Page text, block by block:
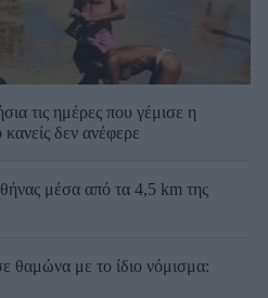
τις ημέρες που γέμισε η
δεν ανέφερε
μέσα από τα 4,5 km της
θαμώνα με το ίδιο νόμισμα: